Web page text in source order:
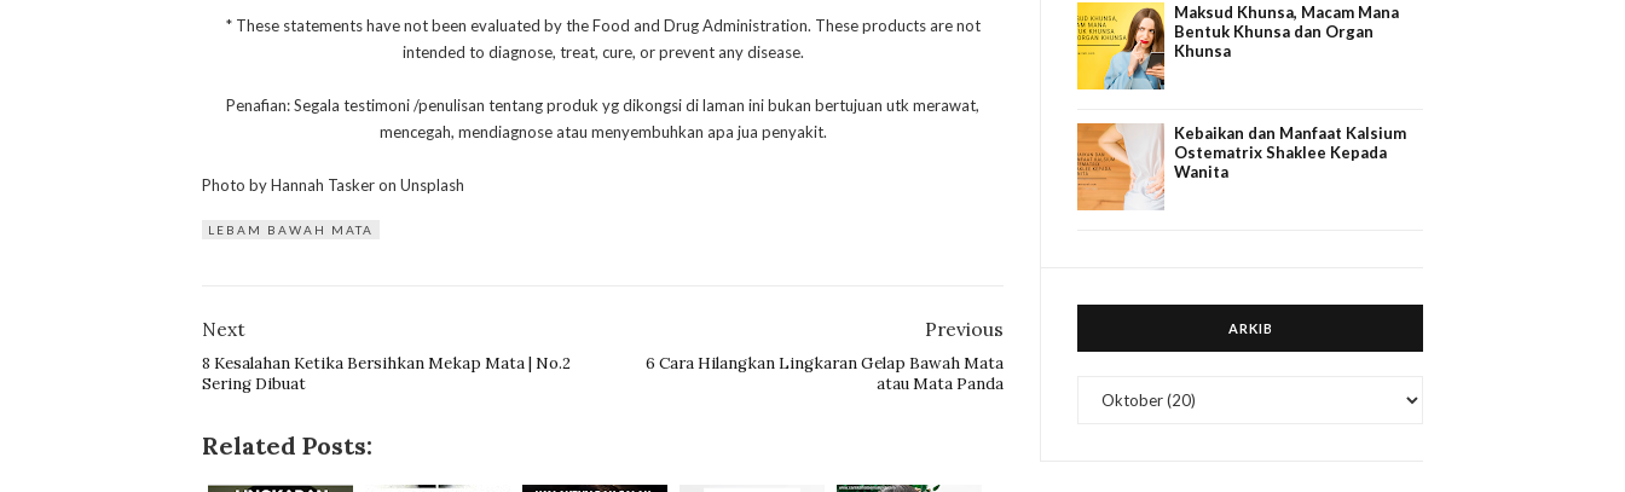
* These statements have not been evaluated by the Food and Drug Administration. These products are not
intended to diagnose, treat, cure, or prevent any disease.
Penafian: Segala testimoni /penulisan tentang produk yg dikongsi di laman ini bukan bertujuan utk merawat,
mencegah, mendiagnose atau menyembuhkan apa jua penyakit.
Photo by Hannah Tasker on Unsplash
LEBAM BAWAH MATA
Next
8 Kesalahan Ketika Bersihkan Mekap Mata | No.2
Sering Dibuat
Previous
6 Cara Hilangkan Lingkaran Gelap Bawah Mata
atau Mata Panda
Related Posts:
Maksud Khunsa, Macam Mana
Bentuk Khunsa dan Organ
Khunsa
Kebaikan dan Manfaat Kalsium
Ostematrix Shaklee Kepada
Wanita
ARKIB